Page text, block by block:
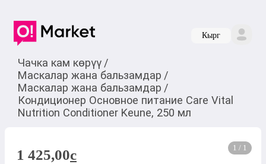
Кырг
Чачка кам көрүү /
Маскалар жана бальзамдар /
Маскалар жана бальзамдар /
Кондиционер Основное питание Care Vital
Nutrition Conditioner Keune, 250 мл
1 / 1
1 425,00c